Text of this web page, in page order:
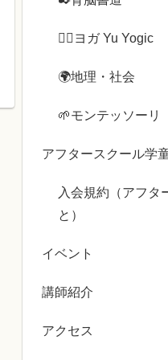
🧘‍♀️ヨガ Yu Yogic
🌍️地理・社会
🌱モンテッソーリ
アフタースクール学
入会規約（アフタ
と）
イベント
講師紹介
アクセス